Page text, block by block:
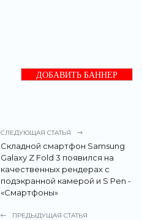
ДОБАВИТЬ БАННЕР
СЛЕДУЮЩАЯ СТАТЬЯ
Складной смартфон Samsung
Galaxy Z Fold 3 появился на
качественных рендерах с
подэкранной камерой и S Pen -
«Смартфоны»
ПРЕДЫДУЩАЯ СТАТЬЯ